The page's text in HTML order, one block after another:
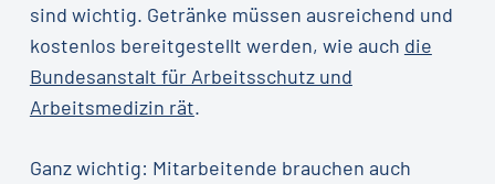
sind wichtig. Getränke müssen ausreichend und
kostenlos bereitgestellt werden, wie auch die
Bundesanstalt für Arbeitsschutz und
Arbeitsmedizin rät.
Ganz wichtig: Mitarbeitende brauchen auch